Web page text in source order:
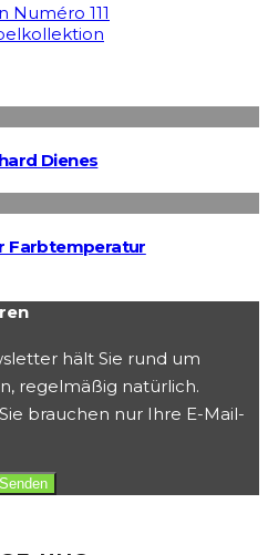
Numéro 111
Dienes
Farbtemperatur
hält Sie rund um
regelmäßig natürlich.
brauchen nur Ihre E-Mail-